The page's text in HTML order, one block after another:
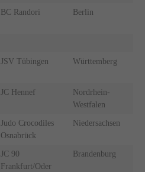
BC Randori Berlin
JSV Tübingen Württemberg
JC Hennef
Nordrhein-
Westfalen
Judo Crocodiles
Osnabrück
Niedersachsen
JC 90
Frankfurt/Oder
Brandenburg